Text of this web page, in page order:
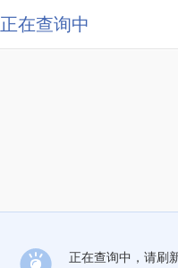
正在查询中
正在查询中，请刷